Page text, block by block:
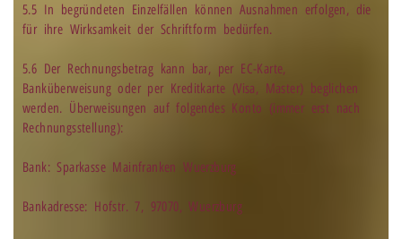
5.5 In begründeten Einzelfällen können Ausnahmen erfolgen, die
für ihre Wirksamkeit der Schriftform bedürfen.
5.6 Der Rechnungsbetrag kann bar, per EC-Karte,
Banküberweisung oder per Kreditkarte (Visa, Master) beglichen
werden. Überweisungen auf folgendes Konto (immer erst nach
Rechnungsstellung):
Bank: Sparkasse Mainfranken Wuerzburg
Bankadresse: Hofstr. 7, 97070, Wuerzburg